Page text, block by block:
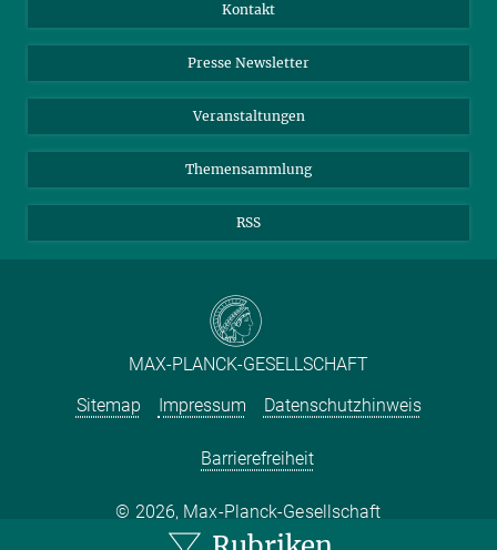
Drei Rätsel der Ozeane
19. JUNI 2026
Drei aktuelle Forschungsprojekte über Gabelschwanzmöven, Sand
und Meereströmungen im Atlantik zeigen neue Einblicke in die
komplexen biologischen, sozialen und klimatischen Gefüge unserer
TikTok
Instagram
YouTube
Kontakt
Presse Newsletter
Veranstaltungen
Themensammlung
RSS
MAX-PLANCK-GESELLSCHAFT
Sitemap
Impressum Datenschutzhinweis
Barrierefreiheit
2026, Max-Planck-Gesellschaft